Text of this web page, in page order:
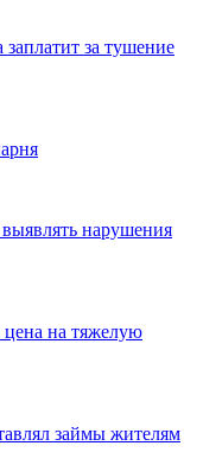
за тушение
нарушения
цена на тяжелую
займы жителям